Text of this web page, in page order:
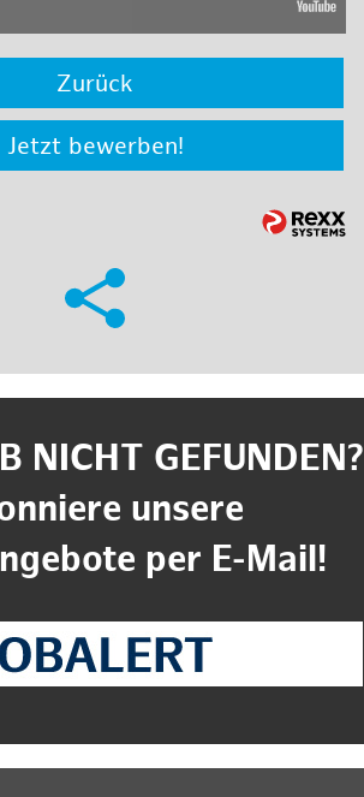
Zurück
Jetzt bewerben!
NICHT GEFUNDEN?
unsere
per E-Mail!